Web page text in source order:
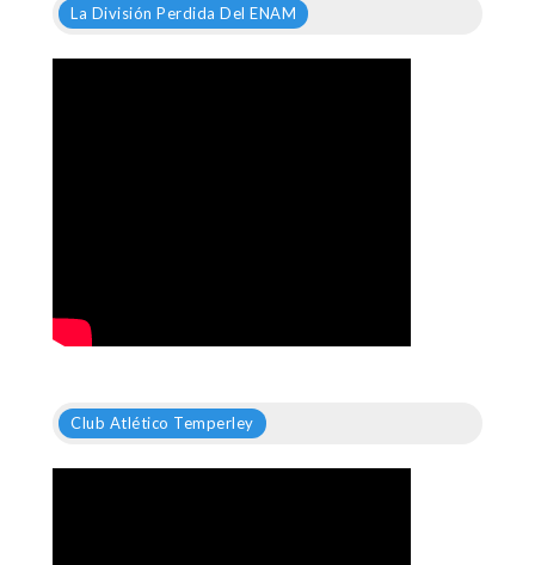
La División Perdida Del ENAM
Club Atlético Temperley